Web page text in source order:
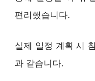
편리했습니다.
실제 일정 계획 시
과 같습니다.